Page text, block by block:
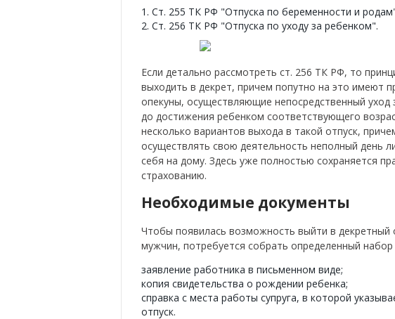
1. Ст. 255 ТК РФ "Отпуска по беременности и
2. Ст. 256 ТК РФ "Отпуска по уходу за ребенком".
Если детально рассмотреть ст. 256 ТК РФ, то
выходить в декрет, причем попутно на это имеют
опекуны, осуществляющие непосредственный
до достижения ребенком соответствующего
несколько вариантов выхода в такой отпуск,
осуществлять свою деятельность неполный день
себя на дому. Здесь уже полностью сохраняется
страхованию.
Необходимые документы
Чтобы появилась возможность выйти в декретный
мужчин, потребуется собрать определенный
заявление работника в письменном виде;
копия свидетельства о рождении ребенка;
справка с места работы супруга, в которой
отпуск.